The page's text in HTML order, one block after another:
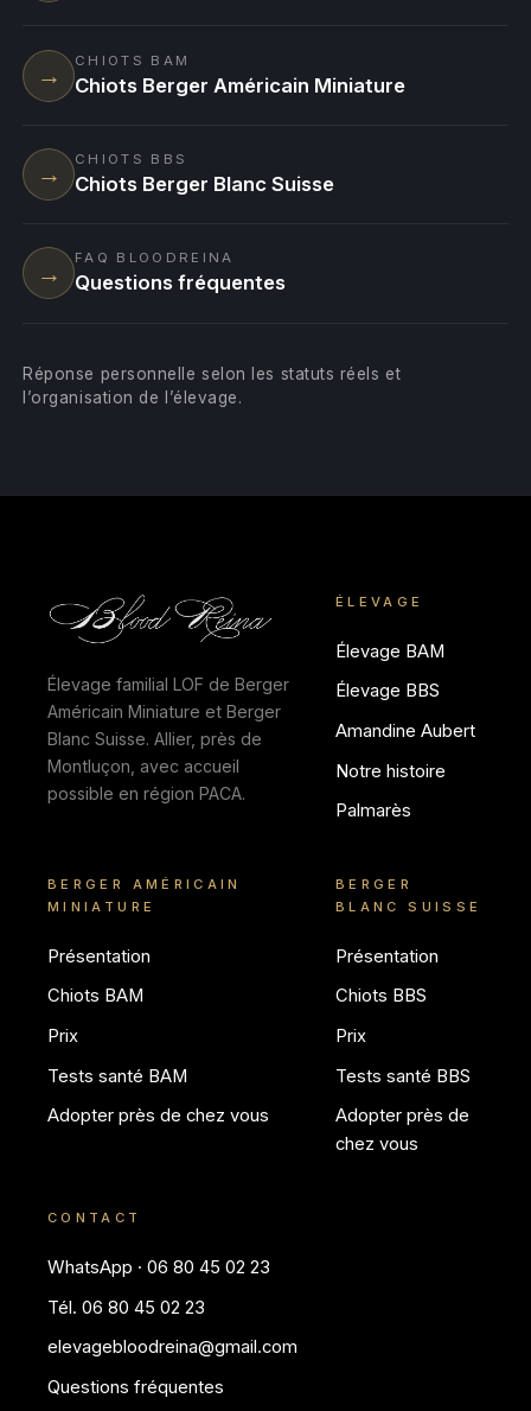
→
CHIOTS BAM
Chiots Berger Américain Miniature
→
CHIOTS BBS
Chiots Berger Blanc Suisse
→
FAQ BLOODREINA
Questions fréquentes
Réponse personnelle selon les statuts réels et
l’organisation de l’élevage.
Élevage familial LOF de Berger
Américain Miniature et Berger
Blanc Suisse. Allier, près de
Montluçon, avec accueil
possible en région PACA.
ÉLEVAGE
Élevage BAM
Élevage BBS
Amandine Aubert
Notre histoire
Palmarès
BERGER AMÉRICAIN
MINIATURE
Présentation
Chiots BAM
Prix
Tests santé BAM
Adopter près de chez vous
BERGER
BLANC SUISSE
Présentation
Chiots BBS
Prix
Tests santé BBS
Adopter près de
chez vous
CONTACT
WhatsApp · 06 80 45 02 23
Tél. 06 80 45 02 23
elevagebloodreina@gmail.com
Questions fréquentes